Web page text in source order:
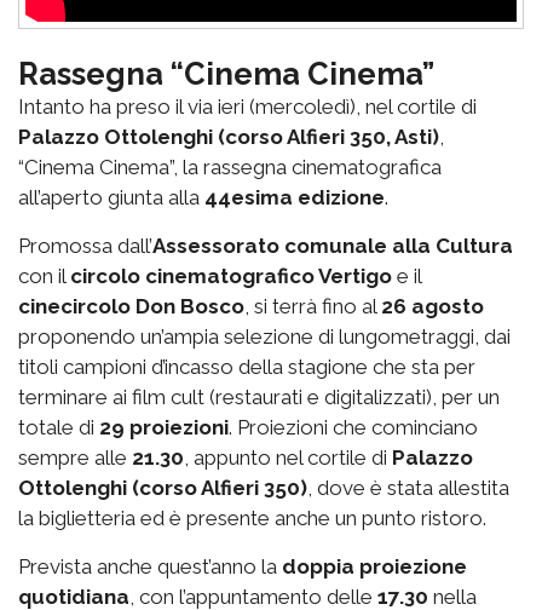
Rassegna “Cinema Cinema”
Intanto ha preso il via ieri (mercoledì), nel cortile di
Palazzo Ottolenghi (corso Alfieri 350, Asti)
“Cinema Cinema”, la rassegna cinematografica
all’aperto giunta alla 44esima edizione.
Promossa dall’Assessorato comunale alla Cultura
con il circolo cinematografico Vertigo e il
cinecircolo Don Bosco , si terrà fino al 26 agosto
proponendo un’ampia selezione di lungometraggi, dai
titoli campioni d’incasso della stagione che sta per
terminare ai film cult (restaurati e digitalizzati), per un
totale di 29 proiezioni. Proiezioni che cominciano
sempre alle 21.30 , appunto nel cortile di Palazzo
Ottolenghi (corso Alfieri 350) , dove è stata allestita
la biglietteria ed è presente anche un punto ristoro.
Prevista anche quest’anno la doppia proiezione
quotidiana , con l’appuntamento delle 17.30 nella